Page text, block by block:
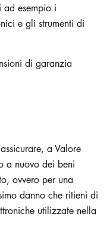
esempio i
e gli strumenti di
di garanzia
a Valore
a nuovo dei beni
ovvero per una
danno che ritieni di
utilizzate nella